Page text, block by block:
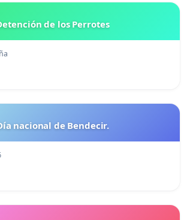
de los Perrotes
nacional de Bendecir.